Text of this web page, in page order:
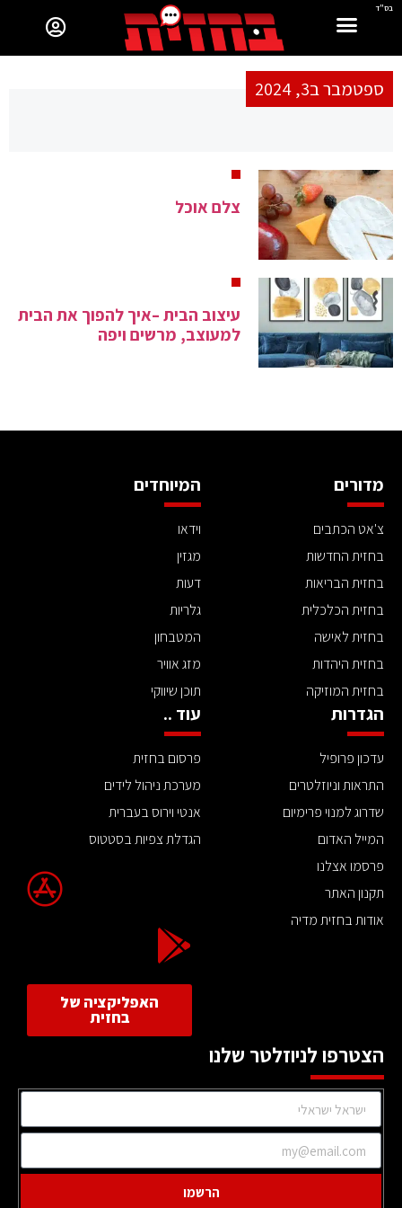
בס"ד
ספטמבר ב3, 2024
צלם אוכל
עיצוב הבית –איך להפוך את הבית
למעוצב, מרשים ויפה
מדורים
צ'אט הכתבים
בחזית החדשות
בחזית הבריאות
בחזית הכלכלית
בחזית לאישה
בחזית היהדות
בחזית המוזיקה
המיוחדים
וידאו
מגזין
דעות
גלריות
המטבחון
מזג אוויר
תוכן שיווקי
הגדרות
עדכון פרופיל
התראות וניוזלטרים
שדרוג למנוי פרימיום
המייל האדום
פרסמו אצלנו
תקנון האתר
אודות בחזית מדיה
עוד ..
פרסום בחזית
מערכת ניהול לידים
אנטי וירוס בעברית
הגדלת צפיות בסטטוס
האפליקציה של
בחזית
הצטרפו לניוזלטר שלנו
הרשמו